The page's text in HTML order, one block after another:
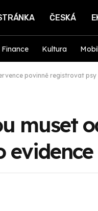
ČESKÁ
Finance Kultura
povinně registrovat
muset
evidence